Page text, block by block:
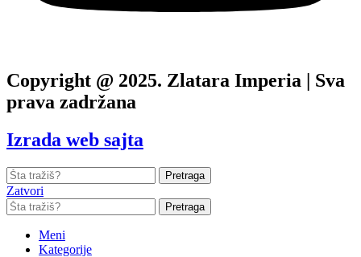
Copyright @ 2025. Zlatara Imperia | Sva
prava zadržana
Izrada web sajta
Pretraga
Zatvori
Pretraga
Meni
Kategorije